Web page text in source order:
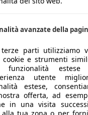
avanzate della
parti utilizziamo
cookie e strumenti
funzionalità
utente
estese,
offerta, ad
in una visita
alla tua zona o per